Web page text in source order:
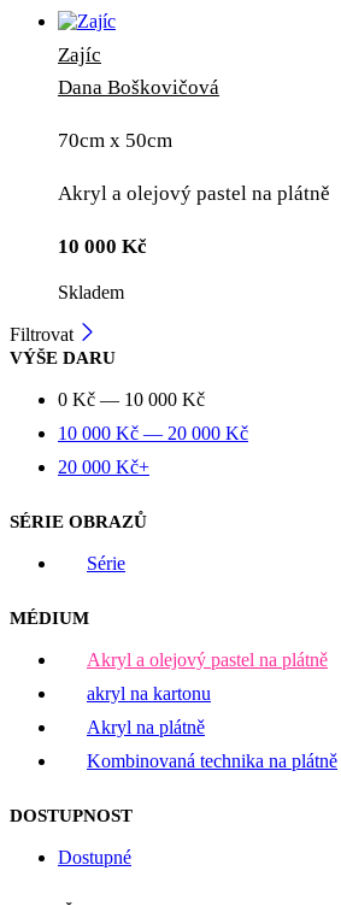
Zajíc
Dana Boškovičová
70cm x 50cm
Akryl a olejový pastel na plátně
10 000 Kč
Skladem
Filtrovat
VÝŠE DARU
0 Kč — 10 000 Kč
10 000 Kč — 20 000 Kč
20 000 Kč+
SÉRIE OBRAZŮ
Série
MÉDIUM
Akryl a olejový pastel na plátně
akryl na kartonu
Akryl na plátně
Kombinovaná technika na plátně
DOSTUPNOST
Dostupné